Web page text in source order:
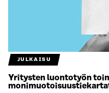
JULKAISU
Yritysten luontotyön